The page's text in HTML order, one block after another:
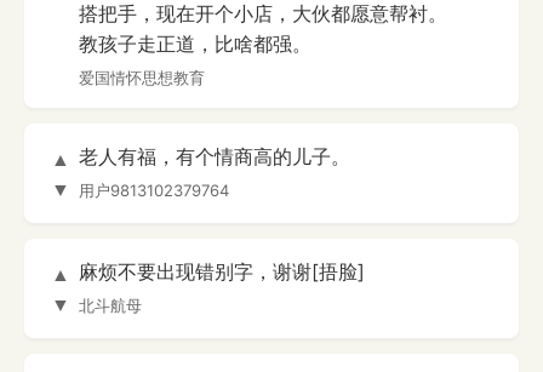
搭把手，现在开个小店，大伙都愿意帮衬。
教孩子走正道，比啥都强。
爱国情怀思想教育
▲
▼
老人有福，有个情商高的儿子。
用户9813102379764
▲
▼
麻烦不要出现错别字，谢谢[捂脸]
北斗航母